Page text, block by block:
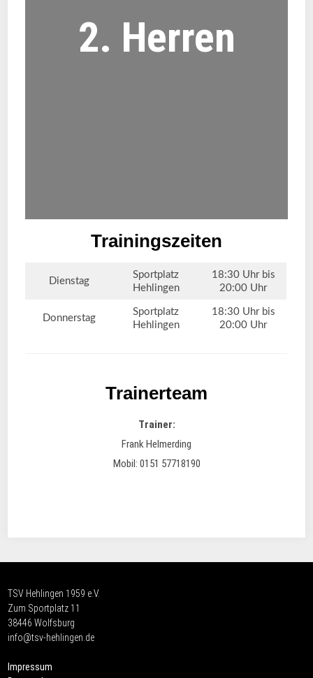
2. Herren
Trainingszeiten
Dienstag
Sportplatz
Hehlingen
18:30 Uhr bis
20:00 Uhr
Donnerstag
Sportplatz
Hehlingen
18:30 Uhr bis
20:00 Uhr
Trainerteam
Trainer:
Frank Helmerding
Mobil: 0151 57718190
TSV Hehlingen 1959 e.V.
Zum Sportplatz 11
38446 Wolfsburg
info@tsv-hehlingen.de
Impressum